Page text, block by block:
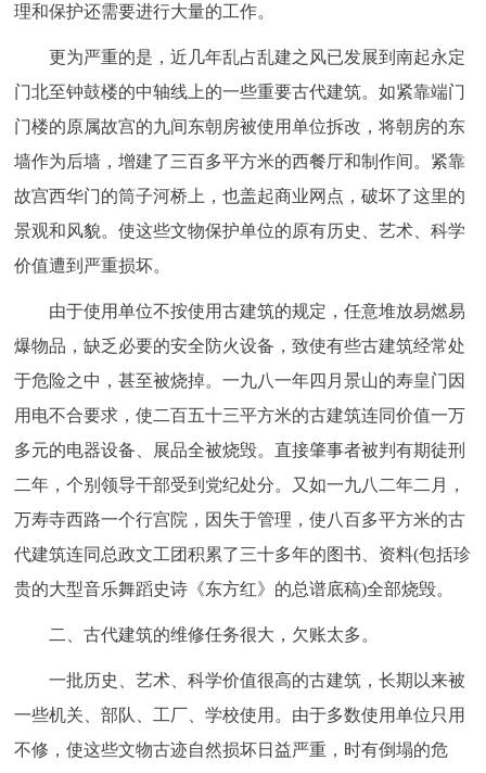
理和保护还需要进行大量的工作。
更为严重的是，近几年乱占乱建之风已发展到南起永定
门北至钟鼓楼的中轴线上的一些重要古代建筑。如紧靠端门
门楼的原属故宫的九间东朝房被使用单位拆改，将朝房的东
墙作为后墙，增建了三百多平方米的西餐厅和制作间。紧靠
故宫西华门的筒子河桥上，也盖起商业网点，破坏了这里的
景观和风貌。使这些文物保护单位的原有历史、艺术、科学
价值遭到严重损坏。
由于使用单位不按使用古建筑的规定，任意堆放易燃易
爆物品，缺乏必要的安全防火设备，致使有些古建筑经常处
于危险之中，甚至被烧掉。一九八一年四月景山的寿皇门因
用电不合要求，使二百五十三平方米的古建筑连同价值一万
多元的电器设备、展品全被烧毁。直接肇事者被判有期徒刑
二年，个别领导干部受到党纪处分。又如一九八二年二月，
万寿寺西路一个行宫院，因失于管理，使八百多平方米的古
代建筑连同总政文工团积累了三十多年的图书、资料(包括珍
贵的大型音乐舞蹈史诗《东方红》的总谱底稿)全部烧毁。
二、古代建筑的维修任务很大，欠账太多。
一批历史、艺术、科学价值很高的古建筑，长期以来被
一些机关、部队、工厂、学校使用。由于多数使用单位只用
不修，使这些文物古迹自然损坏日益严重，时有倒塌的危